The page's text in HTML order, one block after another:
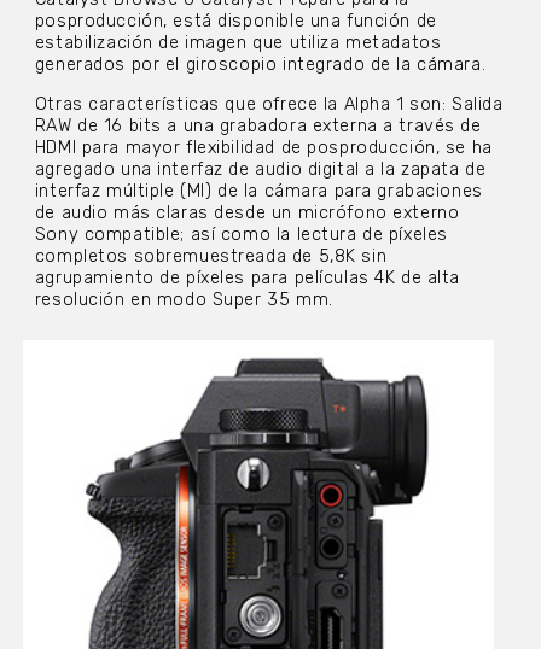
posproducción, está disponible una función de
estabilización de imagen que utiliza metadatos
generados por el giroscopio integrado de la cámara.
Otras características que ofrece la Alpha 1 son: Salida
RAW de 16 bits a una grabadora externa a través de
HDMI para mayor flexibilidad de posproducción, se ha
agregado una interfaz de audio digital a la zapata de
interfaz múltiple (MI) de la cámara para grabaciones
de audio más claras desde un micrófono externo
Sony compatible; así como la lectura de píxeles
completos sobremuestreada de 5,8K sin
agrupamiento de píxeles para películas 4K de alta
resolución en modo Super 35 mm.